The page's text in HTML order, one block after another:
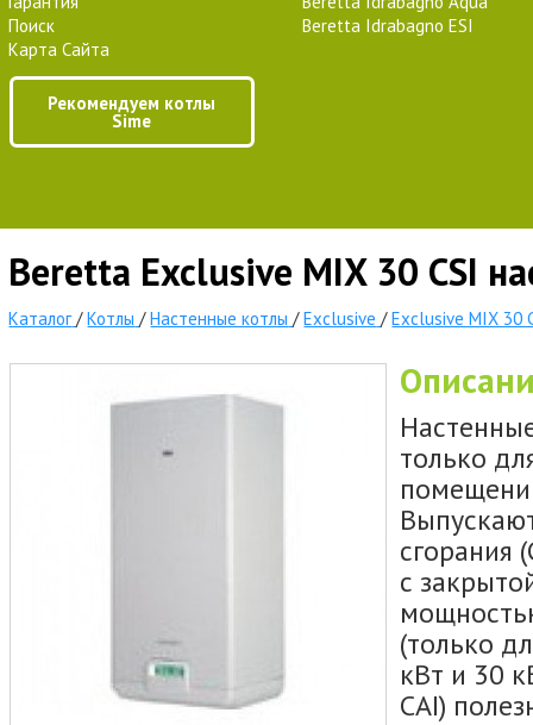
Поиск
Карта Сайта
Рекомендуем котлы
Sime
Beretta Idrabagno ESI
Beretta Exclusive MIX 30 CSI
Каталог /Котлы /Настенные котлы /Exclusive /Exclusive MIX 30
только
сгорания
с
(только
кВт и 30
СAI)